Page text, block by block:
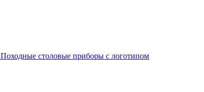
Походные столовые приборы с логотипом